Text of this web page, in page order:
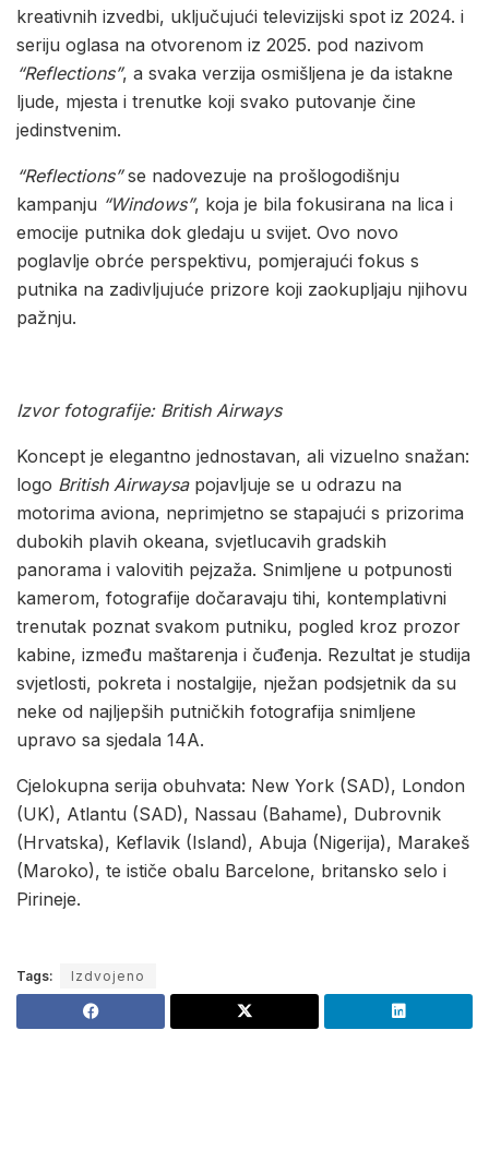
kreativnih izvedbi, uključujući televizijski spot iz 2024. i
seriju oglasa na otvorenom iz 2025. pod nazivom
“Reflections”, a svaka verzija osmišljena je da istakne
ljude, mjesta i trenutke koji svako putovanje čine
jedinstvenim.
“Reflections”se nadovezuje na prošlogodišnju
kampanju “Windows”, koja je bila fokusirana na lica i
emocije putnika dok gledaju u svijet. Ovo novo
poglavlje obrće perspektivu, pomjerajući fokus s
putnika na zadivljujuće prizore koji zaokupljaju njihovu
pažnju.
Izvor fotografije: British Airways
Koncept je elegantno jednostavan, ali vizuelno snažan:
logo British Airwaysapojavljuje se u odrazu na
motorima aviona, neprimjetno se stapajući s prizorima
dubokih plavih okeana, svjetlucavih gradskih
panorama i valovitih pejzaža. Snimljene u potpunosti
kamerom, fotografije dočaravaju tihi, kontemplativni
trenutak poznat svakom putniku, pogled kroz prozor
kabine, između maštarenja i čuđenja. Rezultat je studija
svjetlosti, pokreta i nostalgije, nježan podsjetnik da su
neke od najljepših putničkih fotografija snimljene
upravo sa sjedala 14A.
Cjelokupna serija obuhvata: New York (SAD), London
(UK), Atlantu (SAD), Nassau (Bahame), Dubrovnik
(Hrvatska), Keflavik (Island), Abuja (Nigerija), Marakeš
(Maroko), te ističe obalu Barcelone, britansko selo i
Pirineje.
Tags: Izdvojeno